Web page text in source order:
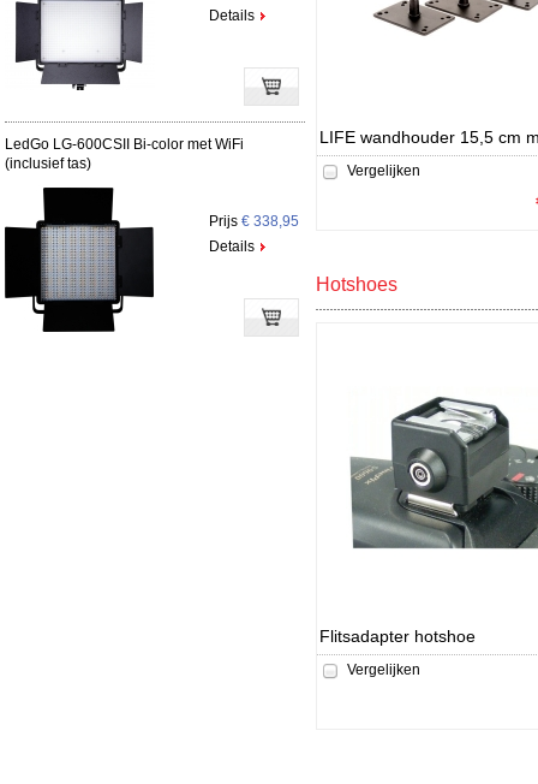
Details
LedGo LG-600CSII Bi-color met WiFi
(inclusief tas)
Prijs € 338,95
Details
LIFE wandhouder 15,5 cm
Vergelijken
Hotshoes
Flitsadapter hotshoe
Vergelijken